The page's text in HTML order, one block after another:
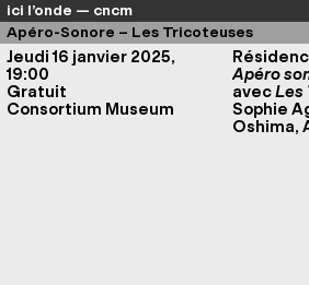
ici l’onde — cncm
Apéro-Sonore – Les Tricoteuses
Jeudi 16 janvier 2025,
19:00
Gratuit
Consortium Museum
Apéro
avecLes
Sophie
Oshima,